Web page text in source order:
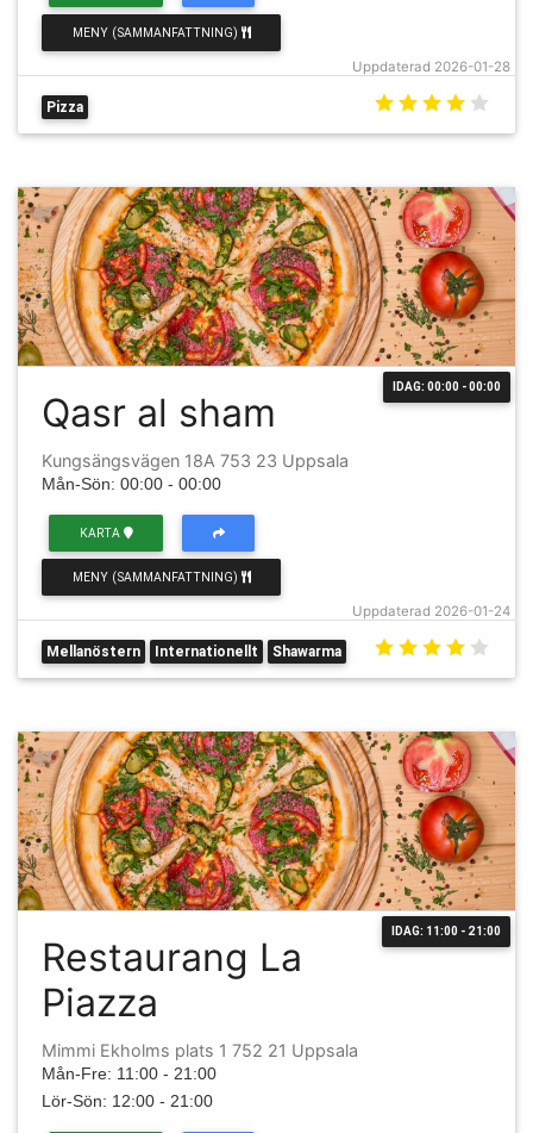
Uppdaterad 2026-01-28
MENY (SAMMANFATTNING)
Pizza
IDAG: 00:00 - 00:00
Qasr al sham
Kungsängsvägen 18A 753 23 Uppsala
Mån-Sön: 00:00 - 00:00
Uppdaterad 2026-01-24
KARTA
MENY (SAMMANFATTNING)
Mellanöstern Internationellt Shawarma
IDAG: 11:00 - 21:00
Restaurang La
Piazza
Mimmi Ekholms plats 1 752 21 Uppsala
Mån-Fre: 11:00 - 21:00
Lör-Sön: 12:00 - 21:00